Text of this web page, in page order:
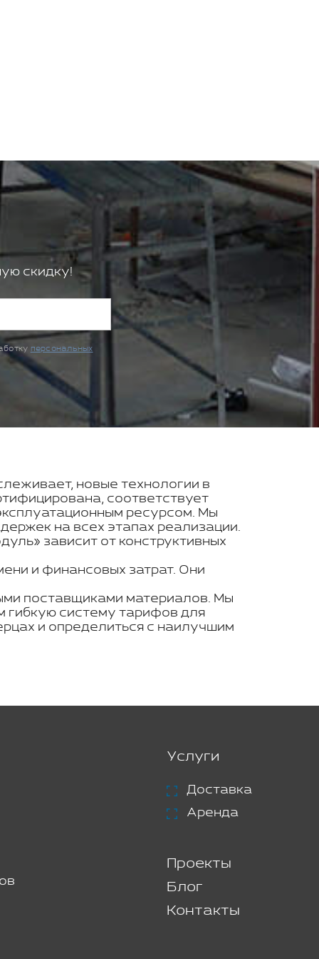
скидку!
персональных
новые технологии в
соответствует
ресурсом. Мы
на всех этапах реализации.
зависит от конструктивных
и финансовых затрат. Они
поставщиками материалов. Мы
гибкую систему тарифов для
и определиться с наилучшим
Услуги
Доставка
Аренда
Проекты
Блог
Контакты